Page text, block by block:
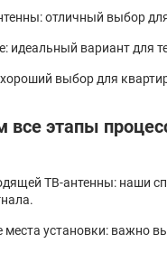
отличный выбор
идеальный вариант для
выбор для
этапы
ТВ-антенны: наши
места установки: важно